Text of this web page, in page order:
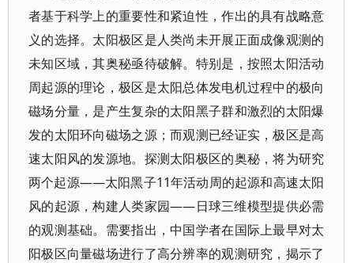
者基于科学上的重要性和紧迫性，作出的具有战略意
义的选择。太阳极区是人类尚未开展正面成像观测的
未知区域，其奥秘亟待破解。特别是，按照太阳活动
周起源的理论，极区是太阳总体发电机过程中的极向
磁场分量，是产生复杂的太阳黑子群和激烈的太阳爆
发的太阳环向磁场之源；而观测已经证实，极区是高
速太阳风的发源地。探测太阳极区的奥秘，将为研究
两个起源——太阳黑子11年活动周的起源和高速太阳
风的起源，构建人类家园——日球三维模型提供必需
的观测基础。需要指出，中国学者在国际上最早对太
阳极区向量磁场进行了高分辨率的观测研究，揭示了